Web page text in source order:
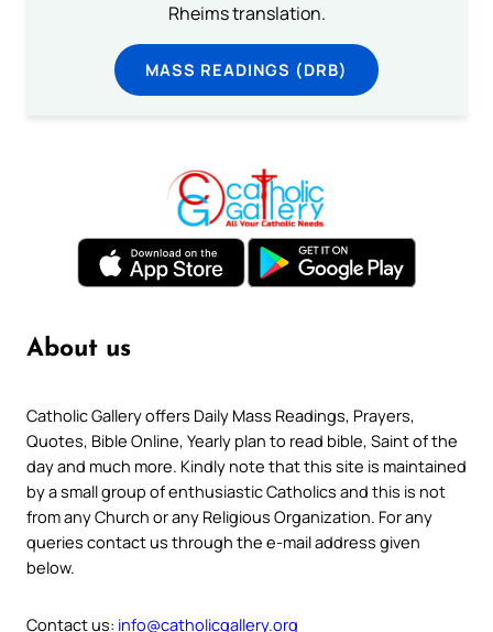
Rheims translation.
MASS READINGS (DRB)
About us
Catholic Gallery offers Daily Mass Readings, Prayers,
Quotes, Bible Online, Yearly plan to read bible, Saint of the
day and much more. Kindly note that this site is maintained
by a small group of enthusiastic Catholics and this is not
from any Church or any Religious Organization. For any
queries contact us through the e-mail address given
below.
Contact us: info@catholicgallery.org